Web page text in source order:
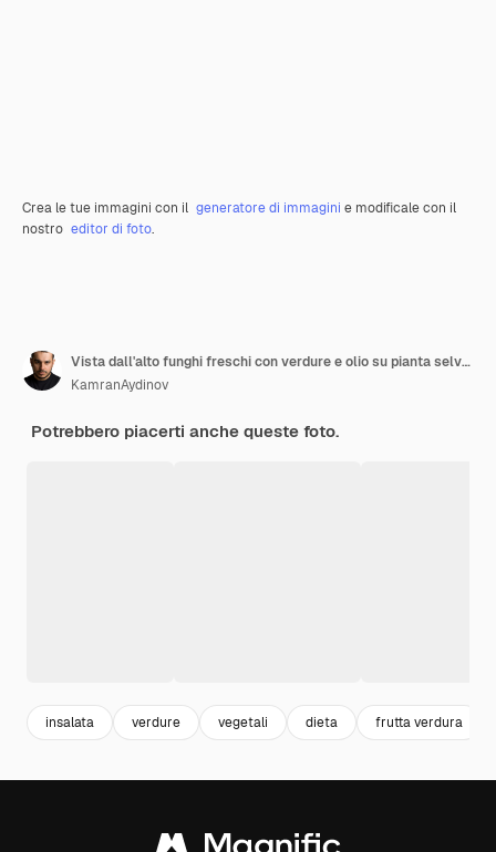
Crea le tue immagini con il generatore di immagini e modificale con il
nostro editor di foto.
Vista dall'alto funghi freschi con verdure e olio su pianta selvatica cruda per la salute dell'insalata di superficie scura
KamranAydinov
Potrebbero piacerti anche queste foto.
insalata verdure vegetali dieta frutta verdura